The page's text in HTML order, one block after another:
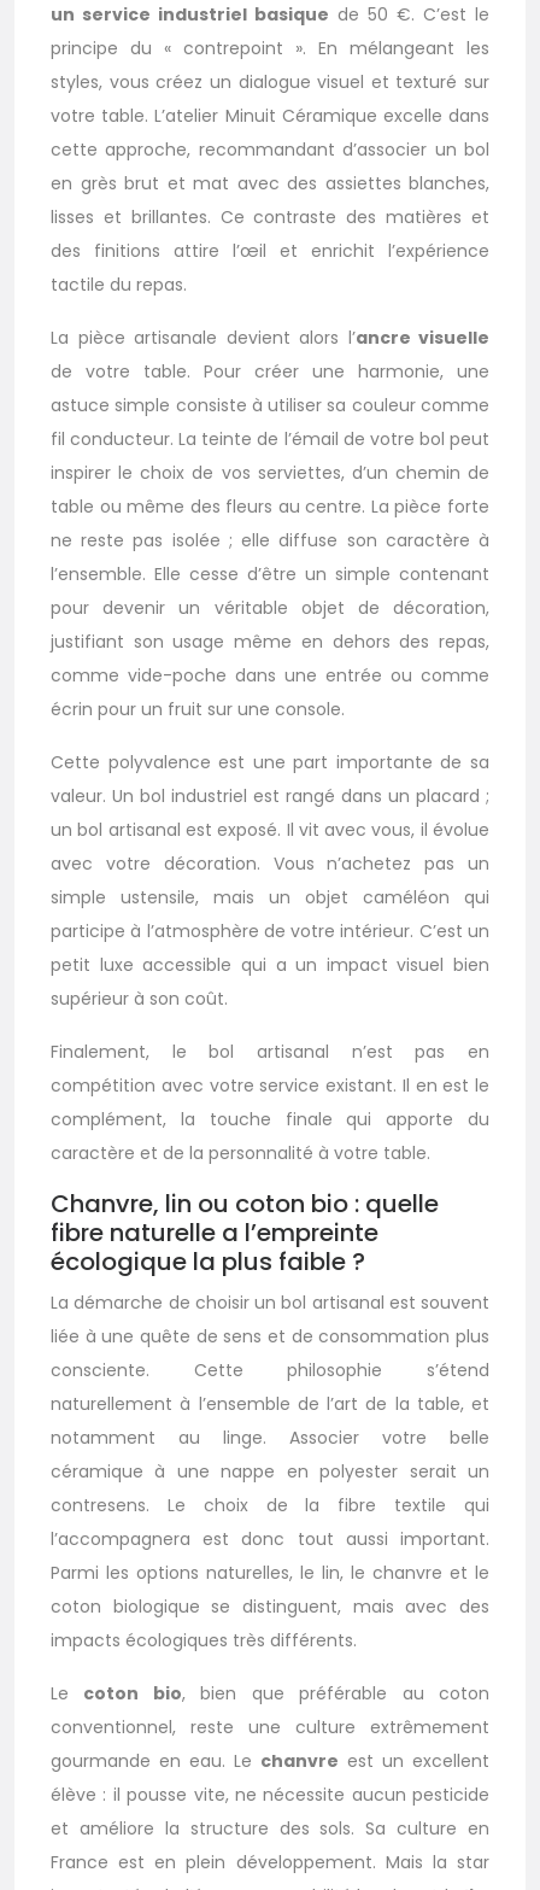
un service industriel basique de 50 €. C’est le
principe du « contrepoint ». En mélangeant les
styles, vous créez un dialogue visuel et texturé sur
votre table. L’atelier Minuit Céramique excelle dans
cette approche, recommandant d’associer un bol
en grès brut et mat avec des assiettes blanches,
lisses et brillantes. Ce contraste des matières et
des finitions attire l’œil et enrichit l’expérience
tactile du repas.
La pièce artisanale devient alors l’ancre visuelle
de votre table. Pour créer une harmonie, une
astuce simple consiste à utiliser sa couleur comme
fil conducteur. La teinte de l’émail de votre bol peut
inspirer le choix de vos serviettes, d’un chemin de
table ou même des fleurs au centre. La pièce forte
ne reste pas isolée ; elle diffuse son caractère à
l’ensemble. Elle cesse d’être un simple contenant
pour devenir un véritable objet de décoration,
justifiant son usage même en dehors des repas,
comme vide-poche dans une entrée ou comme
écrin pour un fruit sur une console.
Cette polyvalence est une part importante de sa
valeur. Un bol industriel est rangé dans un placard ;
un bol artisanal est exposé. Il vit avec vous, il évolue
avec votre décoration. Vous n’achetez pas un
simple ustensile, mais un objet caméléon qui
participe à l’atmosphère de votre intérieur. C’est un
petit luxe accessible qui a un impact visuel bien
supérieur à son coût.
Finalement, le bol artisanal n’est pas en
compétition avec votre service existant. Il en est le
complément, la touche finale qui apporte du
caractère et de la personnalité à votre table.
Chanvre, lin ou coton bio : quelle
fibre naturelle a l’empreinte
écologique la plus faible ?
La démarche de choisir un bol artisanal est souvent
liée à une quête de sens et de consommation plus
consciente. Cette philosophie s’étend
naturellement à l’ensemble de l’art de la table, et
notamment au linge. Associer votre belle
céramique à une nappe en polyester serait un
contresens. Le choix de la fibre textile qui
l’accompagnera est donc tout aussi important.
Parmi les options naturelles, le lin, le chanvre et le
coton biologique se distinguent, mais avec des
impacts écologiques très différents.
Le coton bio, bien que préférable au coton
conventionnel, reste une culture extrêmement
gourmande en eau. Le chanvre est un excellent
élève : il pousse vite, ne nécessite aucun pesticide
et améliore la structure des sols. Sa culture en
France est en plein développement. Mais la star